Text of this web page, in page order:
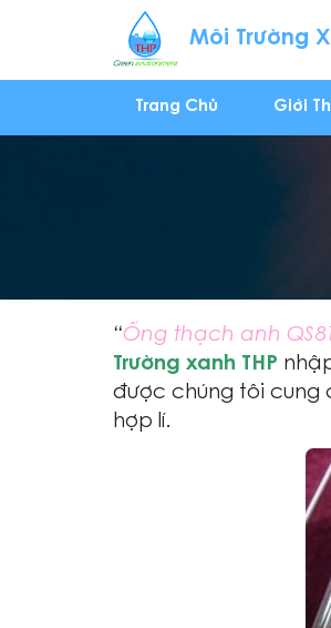
Môi Trường
Trang Chủ Giới
“Ống thạch anh
Trường xanh THP
được chúng tôi cung
hợp lí.